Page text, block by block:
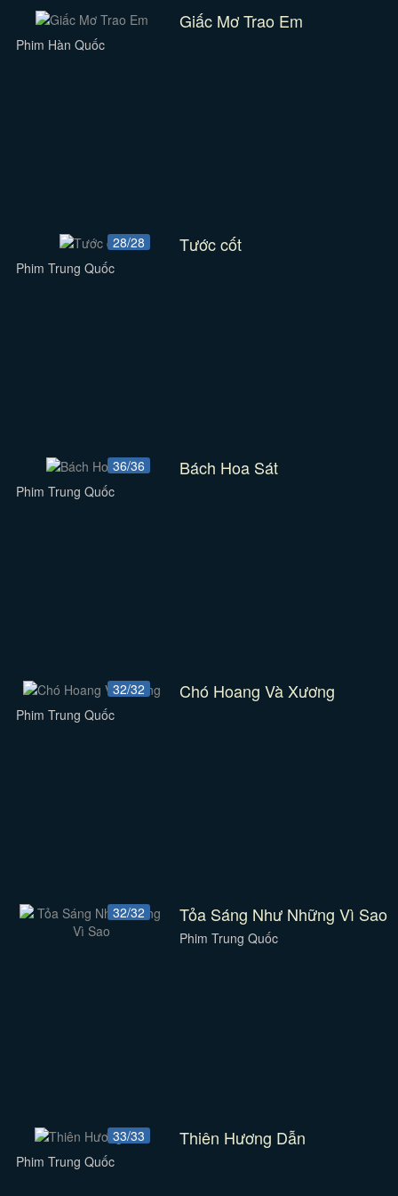
Giấc Mơ Trao Em
Phim Hàn Quốc
28/28 Tước cốt
Phim Trung Quốc
36/36 Bách Hoa Sát
Phim Trung Quốc
32/32 Chó Hoang Và Xương
Phim Trung Quốc
32/32 Tỏa Sáng Như Những Vì Sao
Phim Trung Quốc
33/33 Thiên Hương Dẫn
Phim Trung Quốc